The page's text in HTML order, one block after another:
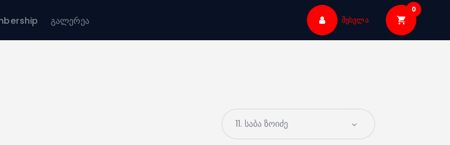
გალერეა შესვლა
0
FC GAGRA